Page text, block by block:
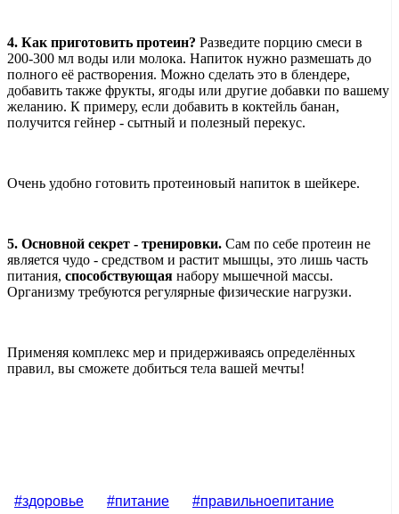
4. Как приготовить протеин? Разведите порцию смеси в
200-300 мл воды или молока. Напиток нужно размешать до
полного её растворения. Можно сделать это в блендере,
добавить также фрукты, ягоды или другие добавки по вашему
желанию. К примеру, если добавить в коктейль банан,
получится гейнер - сытный и полезный перекус.
Очень удобно готовить протеиновый напиток в шейкере.
5. Основной секрет - тренировки. Сам по себе протеин не
является чудо - средством и растит мышцы, это лишь часть
питания, способствующая набору мышечной массы.
Организму требуются регулярные физические нагрузки.
Применяя комплекс мер и придерживаясь определённых
правил, вы сможете добиться тела вашей мечты!
#здоровье #питание #правильноепитание